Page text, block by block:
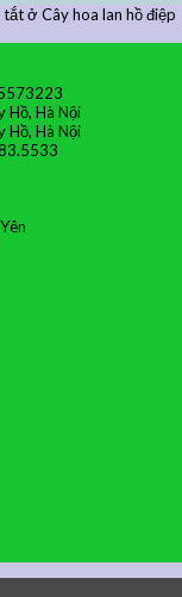
tắtở Cây hoa lan hồ điệp
Hồ, Hà Nội
Hồ, Hà Nội